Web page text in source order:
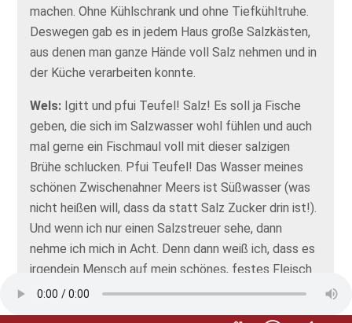
machen. Ohne Kühlschrank und ohne Tiefkühltruhe.
Deswegen gab es in jedem Haus große Salzkästen,
aus denen man ganze Hände voll Salz nehmen und in
der Küche verarbeiten konnte.
Wels: Igitt und pfui Teufel! Salz! Es soll ja Fische
geben, die sich im Salzwasser wohl fühlen und auch
mal gerne ein Fischmaul voll mit dieser salzigen
Brühe schlucken. Pfui Teufel! Das Wasser meines
schönen Zwischenahner Meers ist Süßwasser (was
nicht heißen will, dass da statt Salz Zucker drin ist!).
Und wenn ich nur einen Salzstreuer sehe, dann
nehme ich mich in Acht. Denn dann weiß ich, dass es
irgendein Mensch auf mein schönes, festes Fleisch
abgesehen hat und mich gleich in die Bratpfanne